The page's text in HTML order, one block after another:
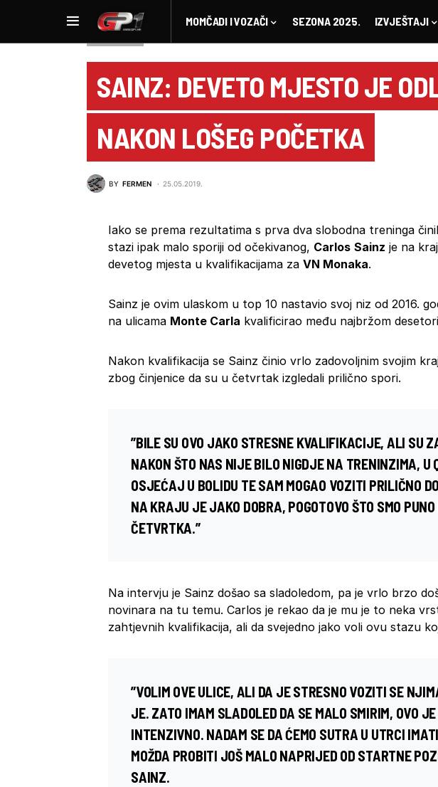
MOMČADI I VOZAČI SEZONA 2025. IZVJEŠTAJI
SAINZ: DEVETO MJESTO JE
NAKON LOŠEG POČETKA
BY FERMEN 25.05.2019.
Iako se prema rezultatima s prva dva slobodna treninga
stazi ipak malo sporiji od očekivanog, Carlos Sainz je na
devetog mjesta u kvalifikacijama za VN Monaka.
Sainz je ovim ulaskom u top 10 nastavio svoj niz od 2016.
na ulicama Monte Carla kvalificirao među najbržom
Nakon kvalifikacija se Sainz činio vrlo zadovoljnim svojim
zbog činjenice da su u četvrtak izgledali prilično spori.
”BILE SU OVO JAKO STRESNE KVALIFIKACIJE, ALI SU
NAKON ŠTO NAS NIJE BILO NIGDJE NA TRENINZIMA, U
OSJEĆAJ U BOLIDU TE SAM MOGAO VOZITI PRILIČNO
NA KRAJU JE JAKO DOBRA, POGOTOVO ŠTO SMO
ČETVRTKA.”
Na intervju je Sainz došao sa sladoledom, pa je vrlo brzo
novinara na tu temu. Carlos je rekao da je mu je to neka
zahtjevnih kvalifikacija, ali da svejedno jako voli ovu stazu
”VOLIM OVE ULICE, ALI DA JE STRESNO VOZITI SE
JE. ZATO IMAM SLADOLED DA SE MALO SMIRIM, OVO
INTENZIVNO. NADAM SE DA ĆEMO SUTRA U UTRCI
MOŽDA PROBITI JOŠ MALO NAPRIJED OD STARTNE
SAINZ.